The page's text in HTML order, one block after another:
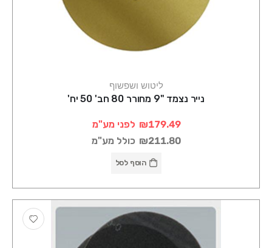
ליטוש ושפשוף
נייר נצמד "9 מחורר 80 חב' 50 יח'
₪179.49 לפני מע"מ
₪211.80 כולל מע"מ
הוסף לסל